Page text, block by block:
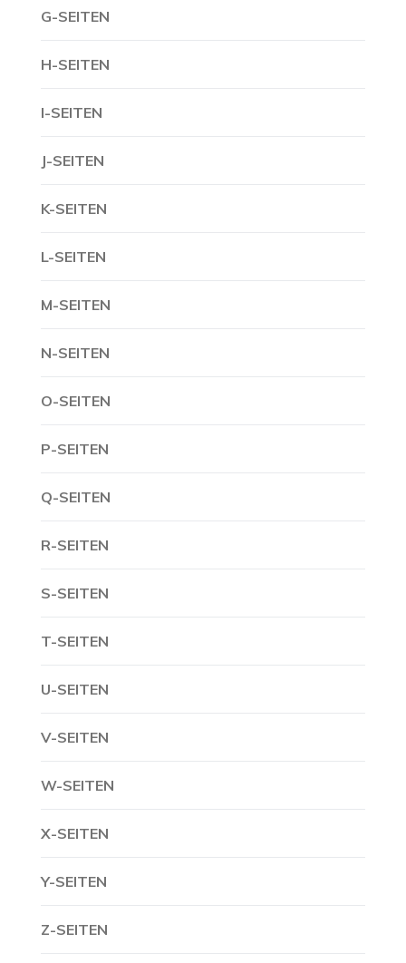
G-SEITEN
H-SEITEN
I-SEITEN
J-SEITEN
K-SEITEN
L-SEITEN
M-SEITEN
N-SEITEN
O-SEITEN
P-SEITEN
Q-SEITEN
R-SEITEN
S-SEITEN
T-SEITEN
U-SEITEN
V-SEITEN
W-SEITEN
X-SEITEN
Y-SEITEN
Z-SEITEN